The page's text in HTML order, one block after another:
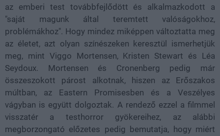
az emberi test továbbfejlődött és alkalmazkodott a
"saját magunk által teremtett valóságokhoz,
problémákhoz". Hogy mindez miképpen változtatta meg
az életet, azt olyan színészeken keresztül ismerhetjük
meg, mint Viggo Mortensen, Kristen Stewart és Léa
Seydoux. Mortensen és Cronenberg pedig már
összeszokott párost alkotnak, hiszen az Erőszakos
múltban, az Eastern Promisesben és a Veszélyes
vágyban is együtt dolgoztak. A rendező ezzel a filmmel
visszatér a testhorror gyökereihez, az alábbi
megborzongató előzetes pedig bemutatja, hogy miért